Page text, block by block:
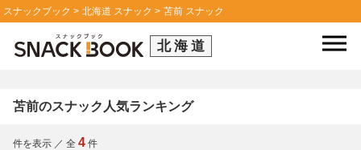
スナックブック 北海道 スナック 苫前 スナック
北海道
苫前のスナック人気ランキング
件を表示 ／ 全 4 件